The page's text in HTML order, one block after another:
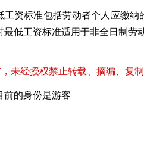
标准包括劳动者个人应缴纳
低工资标准适用于非全日制劳
未经授权禁止转载、摘编、复
前的身份是游客